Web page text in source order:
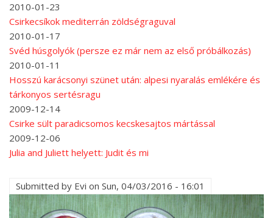
2010-01-23
Csirkecsíkok mediterrán zöldségraguval
2010-01-17
Svéd húsgolyók (persze ez már nem az első próbálkozás)
2010-01-11
Hosszú karácsonyi szünet után: alpesi nyaralás emlékére és
tárkonyos sertésragu
2009-12-14
Csirke sült paradicsomos kecskesajtos mártással
2009-12-06
Julia and Juliett helyett: Judit és mi
Submitted by Evi on Sun, 04/03/2016 - 16:01